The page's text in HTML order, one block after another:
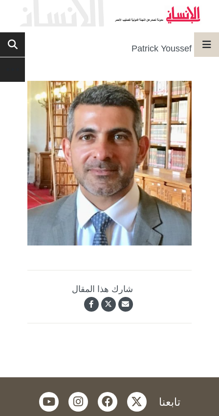
Patrick Youssef
شارك هذا المقال
تابعنا twitter
facebook
instagram
youtube